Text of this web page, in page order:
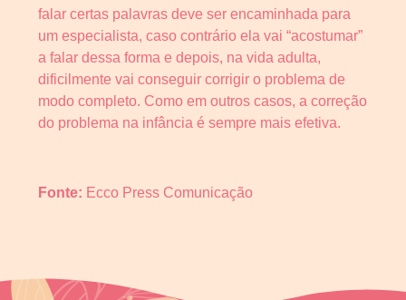
falar certas palavras deve ser encaminhada para
um especialista, caso contrário ela vai “acostumar”
a falar dessa forma e depois, na vida adulta,
dificilmente vai conseguir corrigir o problema de
modo completo. Como em outros casos, a correção
do problema na infância é sempre mais efetiva.
Fonte: Ecco Press Comunicação